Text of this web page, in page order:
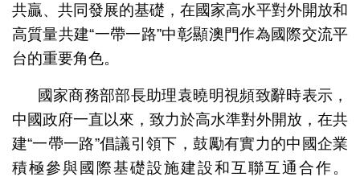
共贏、共同發展的基礎，在國家高水平對外開放和
高質量共建“一帶一路”中彰顯澳門作為國際交流平
台的重要角色。
國家商務部部長助理袁曉明視頻致辭時表示，
中國政府一直以來，致力於高水準對外開放，在共
建“一帶一路”倡議引領下，鼓勵有實力的中國企業
積極參與國際基礎設施建設和互聯互通合作。